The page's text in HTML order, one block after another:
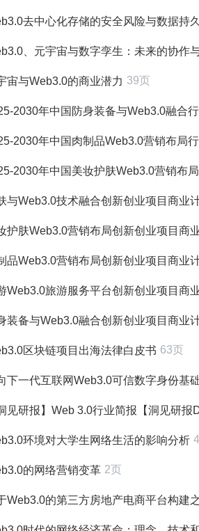
去中心化存储的安全风险与数据持
、元宇宙与数字孪生：未来的协作
宙与Web3.0的商业潜力 39页
2030年中国防身装备与Web3.0融合行业
2030年中国肉制品Web3.0营销布局行业
2030年中国美妆护肤Web3.0营销布局行
与Web3.0技术融合创新创业项目商业
护肤Web3.0营销布局创新创业项目商
品Web3.0营销布局创新创业项目商业
Web3.0旅游服务平台创新创业项目商
装备与Web3.0融合创新创业项目商业
区块链项目出海法律白皮书 63页
下一代互联网Web3.0可信数字身份基
见研报】Web 3.0行业简报【洞见研报
环境对大学生网络生活的影响分析
的网络营销变革 2页
Web3.0的第三方房地产电商平台构建